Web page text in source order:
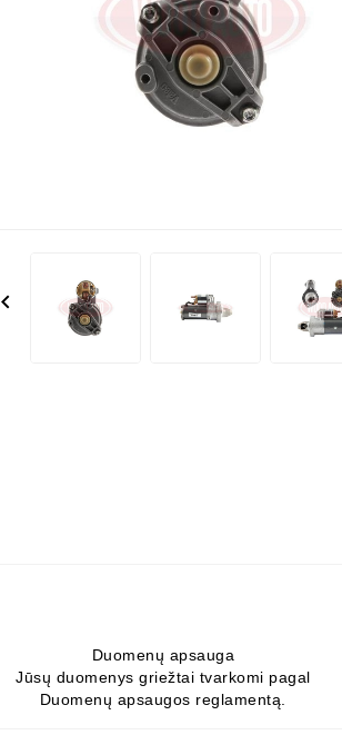

Duomenų apsauga
Jūsų duomenys griežtai tvarkomi pagal
Duomenų apsaugos reglamentą.